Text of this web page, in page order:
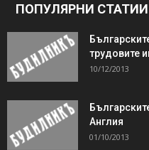
ПОПУЛЯРНИ СТАТИИ
трудовите
10/12/2013
Англия
01/10/2013